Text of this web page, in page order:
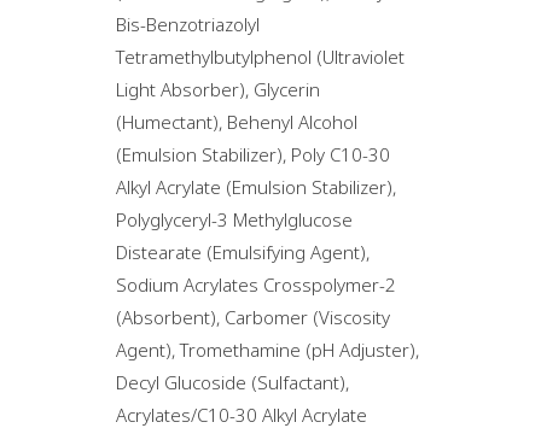
Bis-Benzotriazolyl
Tetramethylbutylphenol (Ultraviolet
Light Absorber), Glycerin
(Humectant), Behenyl Alcohol
(Emulsion Stabilizer), Poly C10-30
Alkyl Acrylate (Emulsion Stabilizer),
Polyglyceryl-3 Methylglucose
Distearate (Emulsifying Agent),
Sodium Acrylates Crosspolymer-2
(Absorbent), Carbomer (Viscosity
Agent), Tromethamine (pH Adjuster),
Decyl Glucoside (Sulfactant),
Acrylates/C10-30 Alkyl Acrylate